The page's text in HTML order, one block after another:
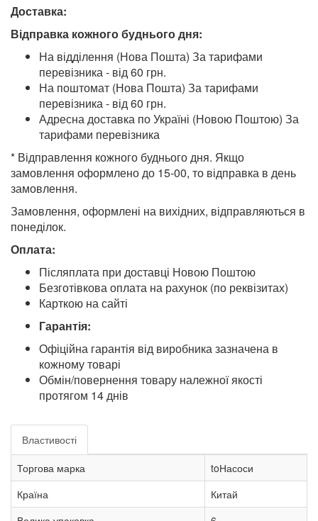
Доставка:
Відправка кожного буднього дня:
На відділення (Нова Пошта) За тарифами
перевізника - від 60 грн.
На поштомат (Нова Пошта) За тарифами
перевізника - від 60 грн.
Адресна доставка по Україні (Новою Поштою) За
тарифами перевізника
* Відправлення кожного буднього дня. Якщо
замовлення оформлено до 15-00, то відправка в день
замовлення.
Замовлення, оформлені на вихідних, відправляються в
понеділок.
Оплата:
Післяплата при доставці Новою Поштою
Безготівкова оплата на рахунок (по реквізитах)
Карткою на сайті
Гарантія:
Офіційна гарантія від виробника зазначена в
кожному товарі
Обмін/повернення товару належної якості
протягом 14 днів
Властивості
Торгова марка
toНасоси
Країна
Китай